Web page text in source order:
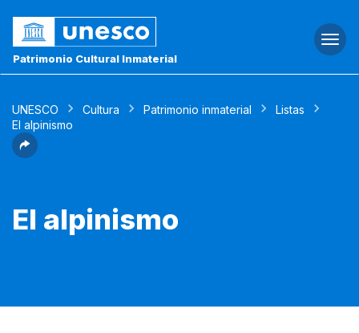
Patrimonio Cultural Inmaterial
UNESCO Cultura Patrimonio inmaterial
Listas
El alpinismo
El alpinismo